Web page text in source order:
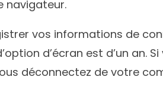
navigateur.
vos informations de
d’écran est d’un an.
déconnectez de votre